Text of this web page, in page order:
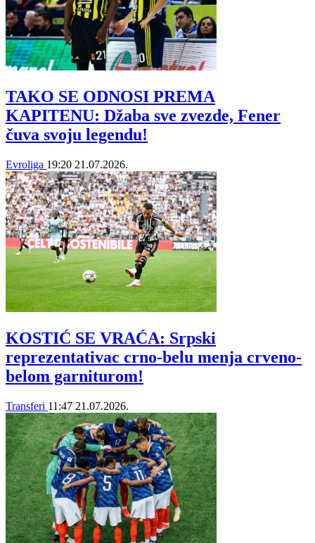
TAKO SE ODNOSI PREMA
KAPITENU: Džaba sve zvezde, Fener
čuva svoju legendu!
Evroliga 19:20 21.07.2026.
KOSTIĆ SE VRAĆA: Srpski
reprezentativac crno-belu menja crveno-
belom garniturom!
Transferi 11:47 21.07.2026.